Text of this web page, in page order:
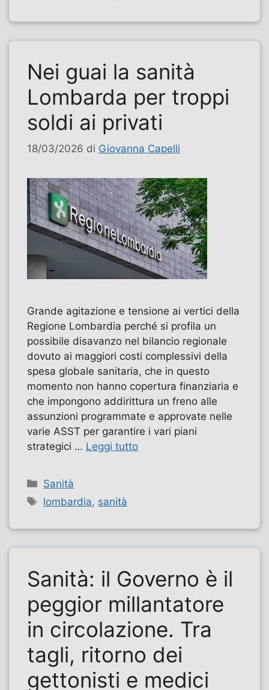
Nei guai la sanità
Lombarda per troppi
soldi ai privati
18/03/2026 di Giovanna Capelli
Grande agitazione e tensione ai vertici della
Regione Lombardia perché si profila un
possibile disavanzo nel bilancio regionale
dovuto ai maggiori costi complessivi della
spesa globale sanitaria, che in questo
momento non hanno copertura finanziaria e
che impongono addirittura un freno alle
assunzioni programmate e approvate nelle
varie ASST per garantire i vari piani
strategici … Leggi tutto
Categorie
Sanità
Tag
lombardia, sanità
Sanità: il Governo è il
peggior millantatore
in circolazione. Tra
tagli, ritorno dei
gettonisti e medici